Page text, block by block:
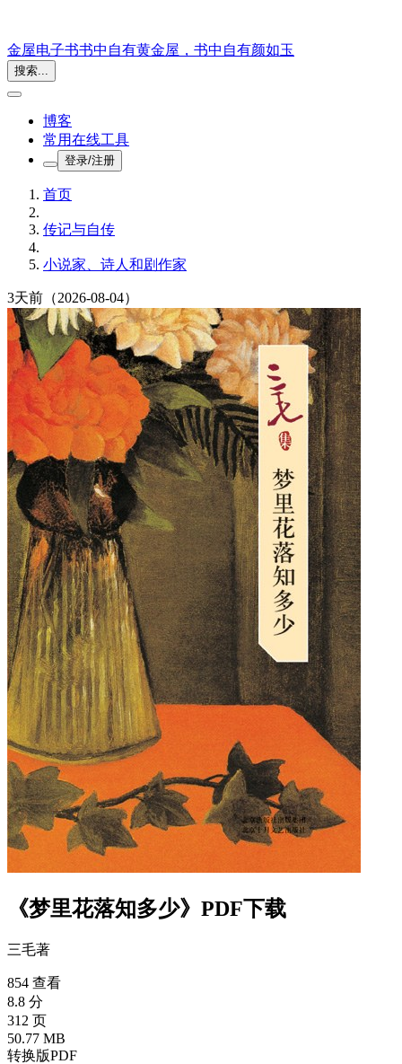
金屋电子书书中自有黄金屋，书中自有颜如玉
搜索...
博客
常用在线工具
登录/注册
首页
传记与自传
小说家、诗人和剧作家
3天前 （2026-08-04）
《梦里花落知多少》PDF下载
三毛著
854 查看
8.8 分
312 页
50.77 MB
转换版PDF